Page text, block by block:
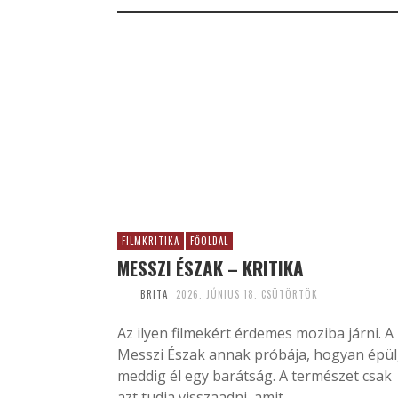
FILMKRITIKA FŐOLDAL
MESSZI ÉSZAK – KRITIKA
BRITA 2026. JÚNIUS 18. CSÜTÖRTÖK
Az ilyen filmekért érdemes moziba járni. A
Messzi Észak annak próbája, hogyan
meddig él egy barátság. A természet csak